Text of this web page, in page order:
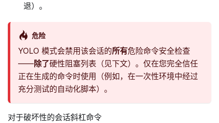
退）。
危险
YOLO 模式会禁用该会话的所有危险命令安全检查
——除了硬性阻塞列表（见下文）。仅在您完全信任
正在生成的命令时使用（例如，在一次性环境中经过
充分测试的自动化脚本）。
对于破坏性的会话斜杠命令